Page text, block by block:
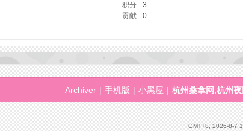
积分 3
贡献 0
Archiver | 手机版 | 小黑屋 | 杭州桑拿网,杭州
GMT+8, 2026-8-7